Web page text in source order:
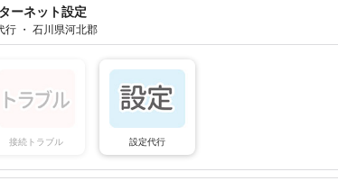
ーネット設定
行 ・ 石川県河北郡
接続トラブル 設定代行